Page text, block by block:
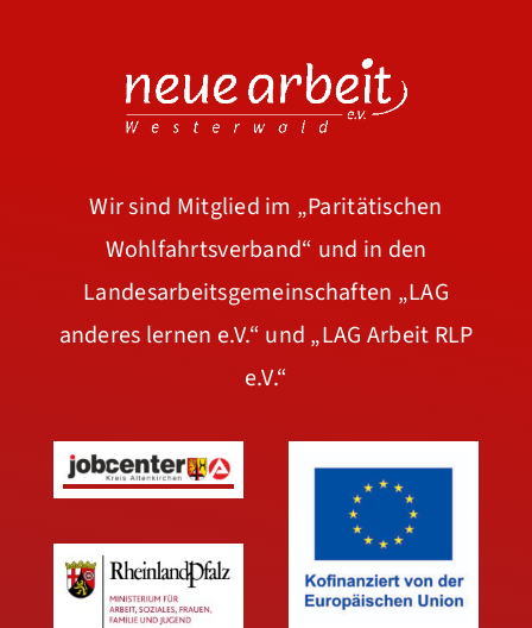
Wir sind Mitglied im „Paritätischen
Wohlfahrtsverband“ und in den
Landesarbeitsgemeinschaften „LAG
anderes lernen e.V.“ und „LAG Arbeit RLP
e.V.“